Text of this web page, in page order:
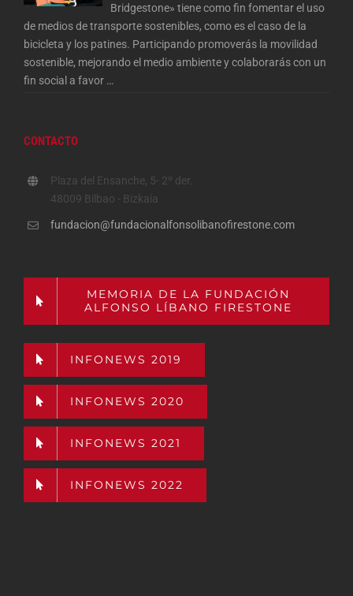
Bridgestone» tiene como fin fomentar el uso
de medios de transporte sostenibles, como es el caso de la
bicicleta y los patines. Participando promoverás la movilidad
sostenible, mejorando el medio ambiente y colaborarás con un
fin social a favor …
CONTACTO
Plaza del Ensanche, 5- 2º der.
48009 Bilbao - Bizkaia
fundacion@fundacionalfonsolibanofirestone.com
MEMORIA DE LA FUNDACIÓN
ALFONSO LÍBANO FIRESTONE
INFONEWS 2019
INFONEWS 2020
INFONEWS 2021
INFONEWS 2022